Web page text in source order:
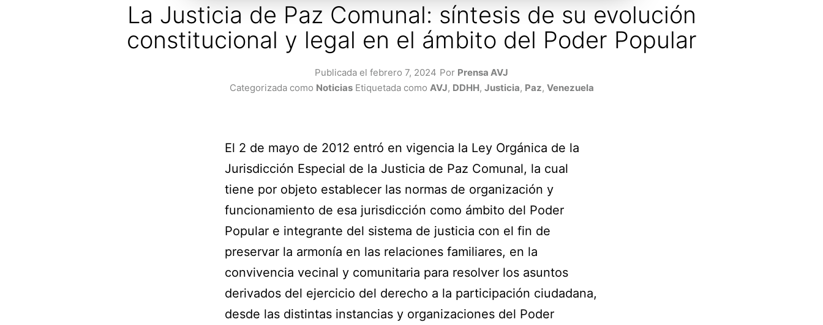
La Justicia de Paz Comunal: síntesis de su evolución
constitucional y legal en el ámbito del Poder Popular
Publicada el febrero 7, 2024 Por Prensa AVJ
Categorizada como Noticias Etiquetada como AVJ, DDHH, Justicia, Paz, Venezuela
El 2 de mayo de 2012 entró en vigencia la Ley Orgánica de la
Jurisdicción Especial de la Justicia de Paz Comunal, la cual
tiene por objeto establecer las normas de organización y
funcionamiento de esa jurisdicción como ámbito del Poder
Popular e integrante del sistema de justicia con el fin de
preservar la armonía en las relaciones familiares, en la
convivencia vecinal y comunitaria para resolver los asuntos
derivados del ejercicio del derecho a la participación ciudadana,
desde las distintas instancias y organizaciones del Poder